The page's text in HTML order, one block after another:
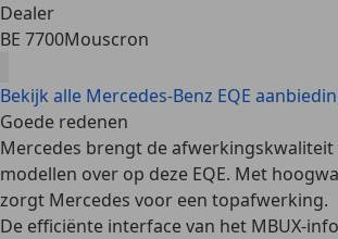
Dealer
BE 7700Mouscron
Bekijk alle Mercedes-Benz EQE
Goede redenen
Mercedes brengt de afwerkingskwaliteit
modellen over op deze EQE. Met
zorgt Mercedes voor een topafwerking.
De efficiënte interface van het MBUX-